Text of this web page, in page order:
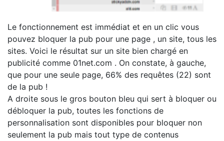
Le fonctionnement est immédiat et en un clic vous
pouvez bloquer la pub pour une page , un site, tous les
sites. Voici le résultat sur un site bien chargé en
publicité comme 01net.com . On constate, à gauche,
que pour une seule page, 66% des requêtes (22) sont
de la pub !
A droite sous le gros bouton bleu qui sert à bloquer ou
débloquer la pub, toutes les fonctions de
personnalisation sont disponibles pour bloquer non
seulement la pub mais tout type de contenus